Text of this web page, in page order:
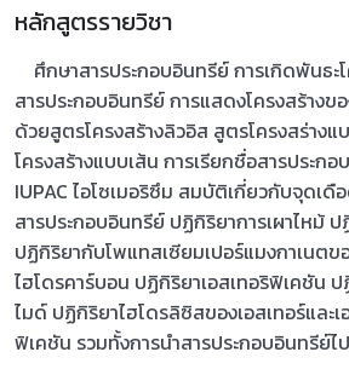
หลักสูตรรายวิชา
ศึกษาสารประกอบอินทรีย์ การเกิดพันธะ
สารประกอบอินทรีย์ การแสดงโครงสร้างข
ด้วยสูตรโครงสร้างลิวอิส สูตรโครงสร่าง
โครงสร้างแบบเส้น การเรียกชื่อสารประก
IUPAC ไอโซเมอริซึม สมบัติเกี่ยวกับจุดเดื
สารประกอบอินทรีย์ ปฏิกิริยาการเผาไหม้
ปฏิกิริยากับโพแทสเซียมเปอร์แมงกาเนตข
ไฮโดรคาร์บอน ปฏิกิริยาเอสเทอริฟิเคชัน ป
ไมด์ ปฏิกิริยาไฮโดรลิซิสของเอสเทอร์และ
ฟิเคชัน รวมทั้งการนำสารประกอบอินทรีย์ไ